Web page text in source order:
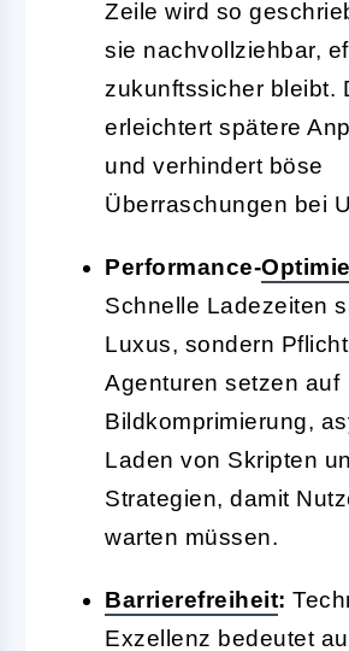
Zeile wird so
sie nachvollziehbar,
zukunftssicher bleibt.
erleichtert spätere
und verhindert böse
Überraschungen bei
Performance-
Schnelle Ladezeiten
Luxus, sondern
Agenturen setzen auf
Bildkomprimierung,
Laden von Skripten
Strategien, damit
warten müssen.
Barrierefreiheit:
Exzellenz bedeutet